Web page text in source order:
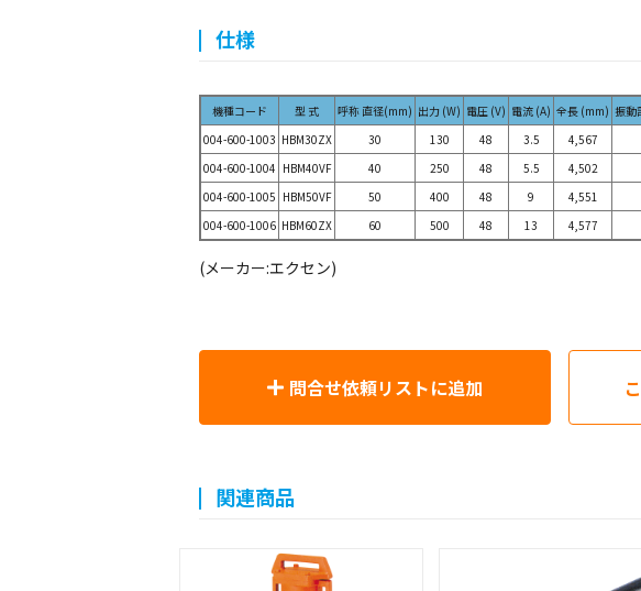
仕様
機種コード 型 式 呼称 直径(mm) 出力 (W) 電圧 (V) 電流 (A) 全長 (mm) 振
004-600-1003 HBM30ZX 30 130 48 3.5
4,567
004-600-1004 HBM40VF 40 250 48 5.5
4,502
004-600-1005 HBM50VF 50 400 48 9
4,551
004-600-1006 HBM60ZX 60 500 48 13 4,577
(メーカー:エクセン)
問合せ依頼リストに追加
関連商品